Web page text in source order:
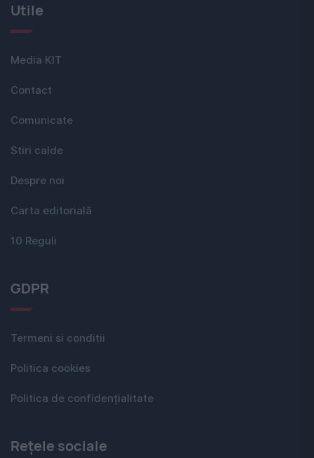
Utile
Media KIT
Contact
Comunicate
Stiri calde
Despre noi
Carta editorială
10 Reguli
GDPR
Termeni si conditii
Politica cookies
Politica de confidențialitate
Rețele sociale